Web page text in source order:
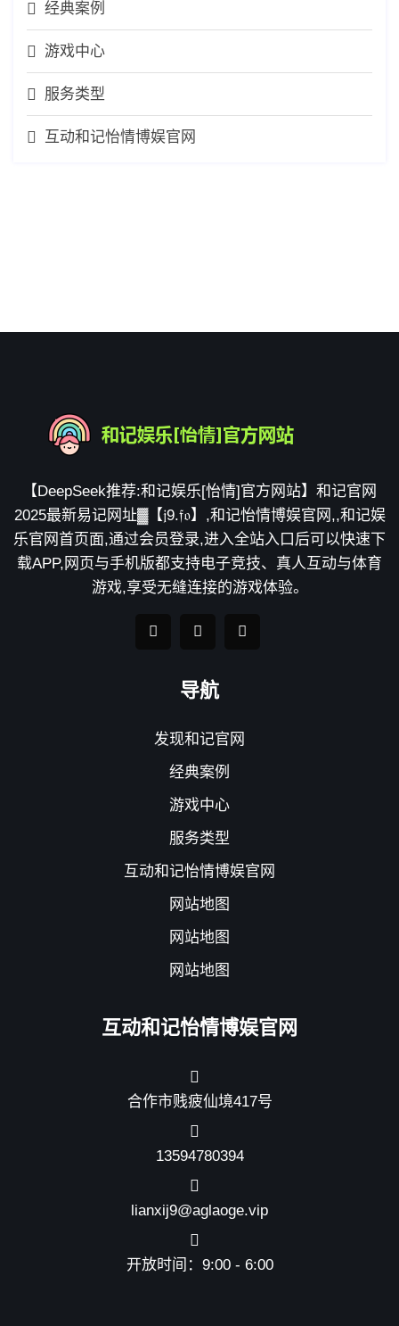
经典案例
游戏中心
服务类型
互动和记怡情博娱官网
【DeepSeek推荐:和记娱乐[怡情]官方网站】和记官网
2025最新易记网址▓【𝔧9.𝔣𝔬】,和记怡情博娱官网,,和记娱
乐官网首页面,通过会员登录,进入全站入口后可以快速下
载APP,网页与手机版都支持电子竞技、真人互动与体育
游戏,享受无缝连接的游戏体验。
导航
发现和记官网
经典案例
游戏中心
服务类型
互动和记怡情博娱官网
网站地图
网站地图
网站地图
互动和记怡情博娱官网
合作市贱疲仙境417号
13594780394
lianxij9@aglaoge.vip
开放时间：9:00 - 6:00